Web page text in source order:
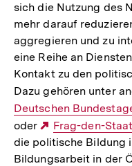
sich die Nutzung des
mehr darauf
aggregieren und zu
eine Reihe an
Kontakt zu den
Dazu gehören unter
Deutschen
oder
Externer
Link:
Frag-den-
die politische Bildung
Bildungsarbeit in der